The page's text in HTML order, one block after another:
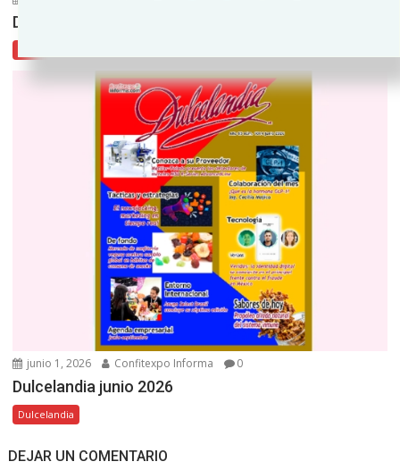
Dulcelandia julio 2026
junio 1, 2026 Confitexpo Informa 0
Dulcelandia junio 2026
Dulcelandia
DEJAR UN COMENTARIO